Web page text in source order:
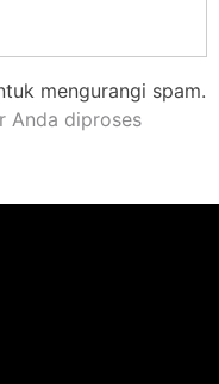
mengurangi spam.
Anda diproses